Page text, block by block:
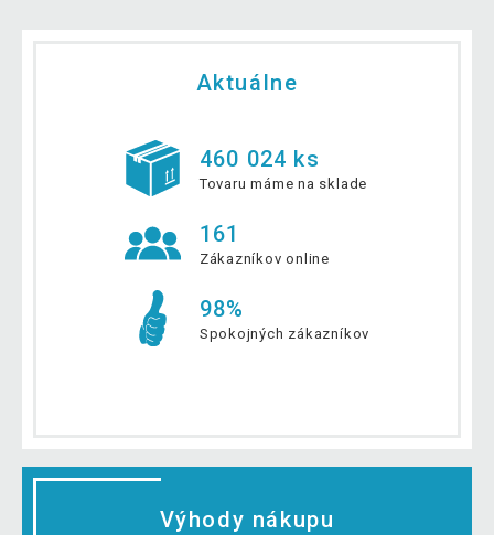
Aktuálne
460 024 ks
Tovaru máme na sklade
161
Zákazníkov online
98%
Spokojných zákazníkov
Výhody nákupu